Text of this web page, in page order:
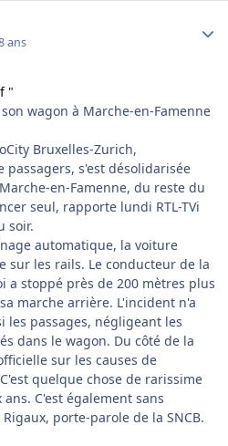
ans
"
wagon à Marche-en-Famenne
Bruxelles-Zurich,
s'est désolidarisée
en-Famenne, du reste du
seul, rapporte lundi RTL-TVi
soir.
automatique, la voiture
sur les rails. Le conducteur de la
a stoppé près de 200 mètres plus
marche arrière. L'incident n'a
les passages, négligeant les
dans le wagon. Du côté de la
sur les causes de
quelque chose de rarissime
C'est également sans
porte-parole de la SNCB.